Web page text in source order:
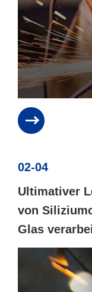
02-04
Ultimativer
von
Glas